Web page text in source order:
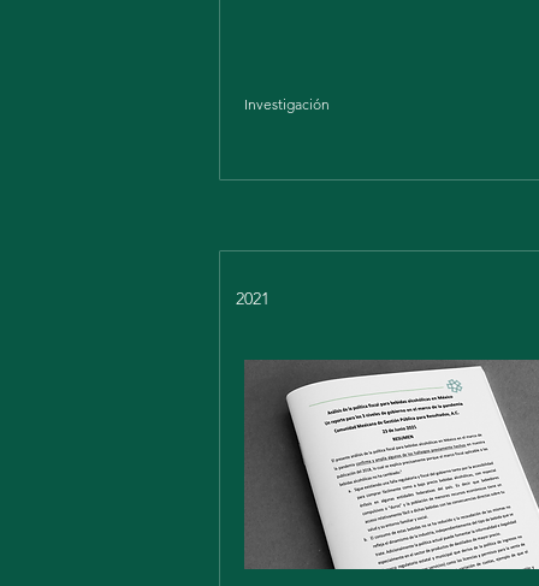
Investigación
2021